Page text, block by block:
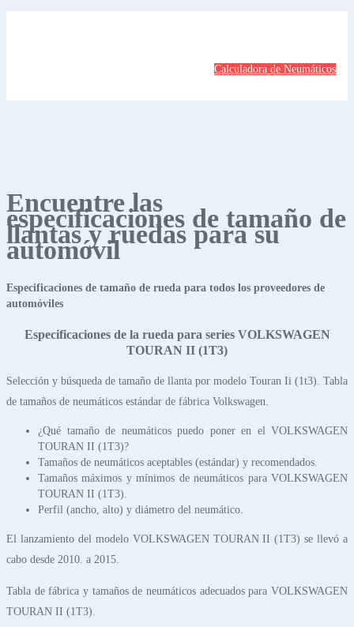
Calculadora de Neumáticos
Encuentre las
especificaciones de tamaño de
llantas y ruedas para su
automóvil
Especificaciones de tamaño de rueda para todos los proveedores de
automóviles
Especificaciones de la rueda para series VOLKSWAGEN
TOURAN II (1T3)
Selección y búsqueda de tamaño de llanta por modelo Touran Ii (1t3). Tabla
de tamaños de neumáticos estándar de fábrica Volkswagen.
¿Qué tamaño de neumáticos puedo poner en el VOLKSWAGEN
TOURAN II (1T3)?
Tamaños de neumáticos aceptables (estándar) y recomendados.
Tamaños máximos y mínimos de neumáticos para VOLKSWAGEN
TOURAN II (1T3).
Perfil (ancho, alto) y diámetro del neumático.
El lanzamiento del modelo VOLKSWAGEN TOURAN II (1T3) se llevó a
cabo desde 2010. a 2015.
Tabla de fábrica y tamaños de neumáticos adecuados para VOLKSWAGEN
TOURAN II (1T3).